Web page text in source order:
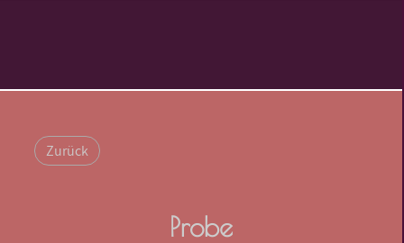
Zurück
Probe